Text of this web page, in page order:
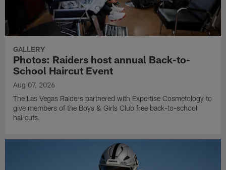
GALLERY
Photos: Raiders host annual Back-to-
School Haircut Event
Aug 07, 2026
The Las Vegas Raiders partnered with Expertise Cosmetology to
give members of the Boys & Girls Club free back-to-school
haircuts.